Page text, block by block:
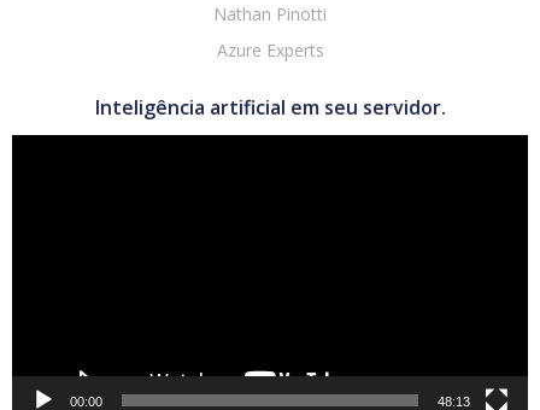
Nathan Pinotti
Azure Experts
Inteligência artificial em seu servidor.
00:00 48:13